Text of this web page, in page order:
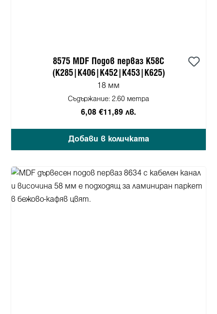
8575 MDF Подов перваз K58C
(K285|K406|K452|K453|K625)
18 мм
Съдържание: 2.60 метра
6,08 €11,89 лв.
Добави в количката